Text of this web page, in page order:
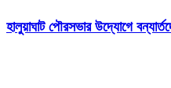
হালুয়াঘাট পৌরসভার উদ্যোগে